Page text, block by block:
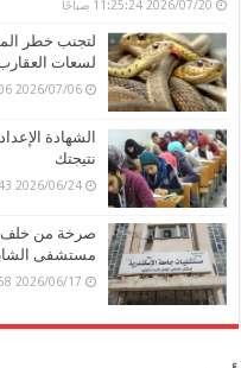
2026/07/20 11:25:24 صباحًا
لتجنب خطر
لسعات
2026/07/06 12:49:06 مساءً
نتيجتك
2026/06/24 2:26:43 مساءً
صرخة من خلف
مستشفى
2026/06/17 10:02:58 صباحًا